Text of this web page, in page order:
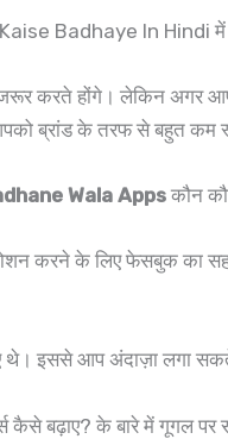
Badhaye In Hindi में
जरूर करते होंगे। लेकिन
ब्रांड के तरफ से बहुत कम
Wala Appsकौन
करने के लिए फेसबुक का
इससे आप अंदाज़ा लगा
कैसे बढ़ाए? के बारे में गूगल